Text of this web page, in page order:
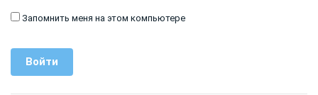
Запомнить меня на этом компьютере